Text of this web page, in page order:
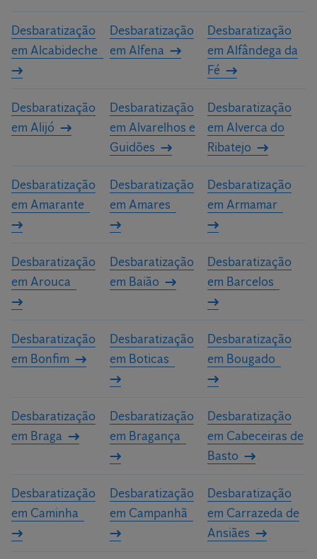
os nossos especialistas irão elaborar um orçamento
personalizado para a sua casa ou a sua empresa.
Desbaratização
em Alcabideche
Desbaratização
em Alfena
Desbaratização
em Alfândega da
Fé
Desbaratização
em Alijó
Desbaratização
em Alvarelhos e
Guidões
Desbaratização
em Alverca do
Ribatejo
Desbaratização
em Amarante
Desbaratização
em Amares
Desbaratização
em Armamar
Desbaratização
em Arouca
Desbaratização
em Baião
Desbaratização
em Barcelos
Desbaratização
em Bonfim
Desbaratização
em Boticas
Desbaratização
em Bougado
Desbaratização
em Braga
Desbaratização
em Bragança
Desbaratização
em Cabeceiras de
Basto
Desbaratização
em Caminha
Desbaratização
em Campanhã
Desbaratização
em Carrazeda de
Ansiães